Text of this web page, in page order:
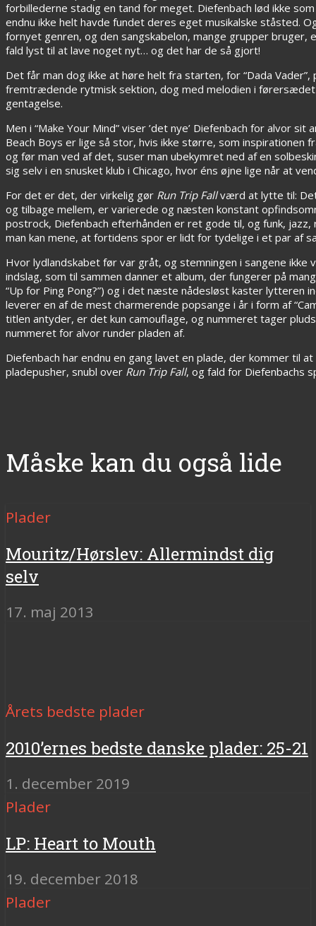
forbillederne stadig en tand for meget. Diefenbach lød ikke
endnu ikke helt havde fundet deres eget musikalske ståsted.
fornyet genren, og den sangskabelon, mange grupper
fald lyst til at lave noget nyt… og det har de så gjort!
Det får man dog ikke at høre helt fra starten, for “Dada
fremtrædende rytmisk sektion, dog med melodien i
gentagelse.
Men i “Make Your Mind” viser ’det nye’ Diefenbach for alvor
Beach Boys er lige så stor, hvis ikke større, som
og før man ved af det, suser man ubekymret ned af en
sig selv i en snusket klub i Chicago, hvor éns øjne lige når at
For det er det, der virkelig gør Run Trip Fallværd at lytte til: Det
og tilbage mellem, er varierede og næsten konstant
postrock, Diefenbach efterhånden er ret gode til, og funk,
man kan mene, at fortidens spor er lidt for tydelige i et par af
Hvor lydlandskabet før var gråt, og stemningen i sangene
indslag, som til sammen danner et album, der fungerer på
“Up for Ping Pong?”) og i det næste nådesløst kaster lytteren
leverer en af de mest charmerende popsange i år i form af
titlen antyder, er det kun camouflage, og nummeret tager
nummeret for alvor runder pladen af.
Diefenbach har endnu en gang lavet en plade, der kommer til
pladepusher, snubl over Run Trip Fall, og fald for Diefenbachs
Måske kan du også lide
Plader
Mouritz/Hørslev: Allermindst dig
selv
17. maj 2013
Årets bedste plader
2010’ernes bedste danske plader: 25-21
1. december 2019
Plader
LP: Heart to Mouth
19. december 2018
Plader